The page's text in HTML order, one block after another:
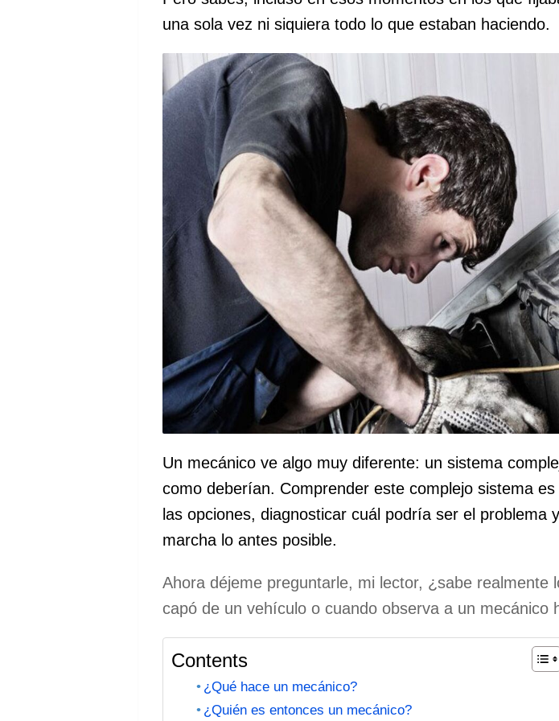
una sola vez ni siquiera todo lo que estaban haciendo.
Un mecánico ve algo muy diferente: un sistema
como deberían. Comprender este complejo sistema
las opciones, diagnosticar cuál podría ser el problema
marcha lo antes posible.
Ahora déjeme preguntarle, mi lector, ¿sabe realmente
capó de un vehículo o cuando observa a un mecánico
Contents
¿Qué hace un mecánico?
¿Quién es entonces un mecánico?